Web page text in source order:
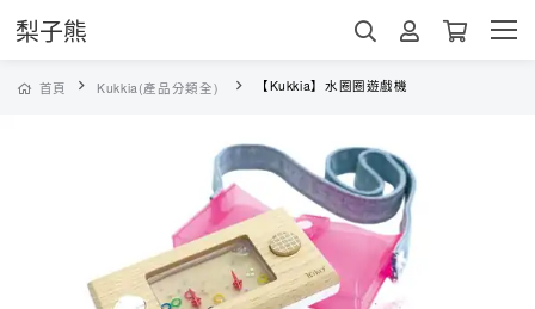
梨子熊
首頁 Kukkia(產品分類全) 【Kukkia】水圈圈遊戲機